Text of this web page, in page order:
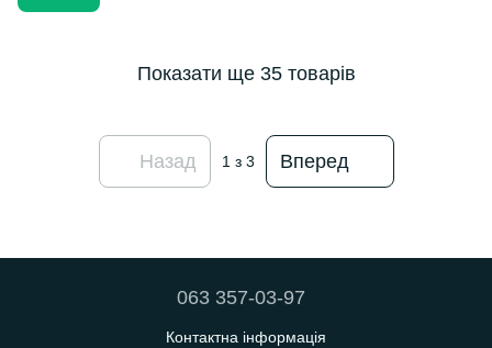
Показати ще 35 товарів
Назад 1 з 3 Вперед
063 357-03-97
Контактна інформація